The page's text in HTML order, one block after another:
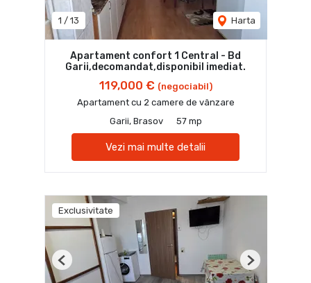
1 / 13 Harta
Apartament confort 1 Central - Bd
Garii,decomandat,disponibil imediat.
119,000 € (negociabil)
Apartament cu 2 camere de vânzare
Garii, Brasov
57 mp
Vezi mai multe detalii
Exclusivitate
Previous Next